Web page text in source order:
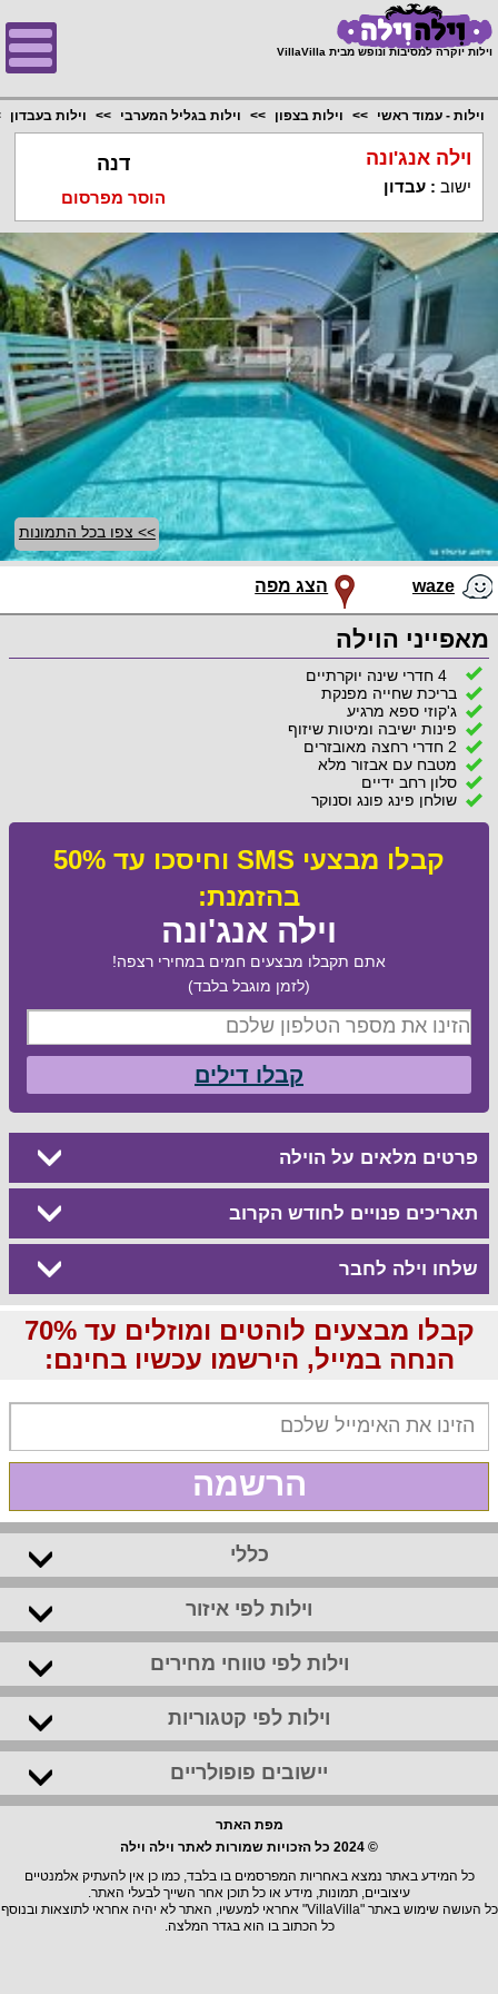
וילות יוקרה למסיבות ונופש מבית VillaVilla
וילות - עמוד ראשי וילות בצפון וילות בגליל המערבי וילות בעבדון
וילה אנג'ונה
ישוב :עבדון
דנה
הוסר מפרסום
>> צפו בכל התמונות
waze הצג מפה
מאפייני הוילה
4 חדרי שינה יוקרתיים
בריכת שחייה מפנקת
ג'קוזי ספא מרגיע
פינות ישיבה ומיטות שיזוף
2 חדרי רחצה מאובזרים
מטבח עם אבזור מלא
סלון רחב ידיים
שולחן פינג פונג וסנוקר
קבלו מבצעי SMS וחיסכו עד 50%
בהזמנת:
וילה אנג'ונה
אתם תקבלו מבצעים חמים במחירי רצפה!
(לזמן מוגבל בלבד)
קבלו דילים
פרטים מלאים על הוילה
תאריכים פנויים לחודש הקרוב
שלחו וילה לחבר
קבלו מבצעים לוהטים ומוזלים עד 70%
הנחה במייל, הירשמו עכשיו בחינם:
הרשמה
כללי
וילות לפי איזור
וילות לפי טווחי מחירים
וילות לפי קטגוריות
יישובים פופולריים
מפת האתר
© 2024 כל הזכויות שמורות לאתר וילה וילה
כל המידע באתר נמצא באחריות המפרסמים בו בלבד, כמו כן אין להעתיק אלמנטיים
עיצוביים, תמונות, מידע או כל תוכן אחר השייך לבעלי האתר.
כל העושה שימוש באתר "VillaVilla" אחראי למעשיו, האתר לא יהיה אחראי לתוצאות ובנוסף
כל הכתוב בו הוא בגדר המלצה.